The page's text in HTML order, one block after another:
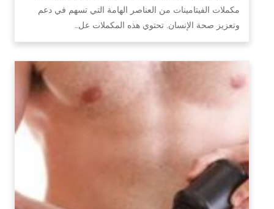
مكملات الفيتامينات من العناصر الهامة التي تسهم في دعم
وتعزيز صحة الإنسان. تحتوي هذه المكملات عل…